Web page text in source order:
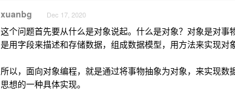
xuanbg Dec 17, 2020
这个问题首先要从什么是对象说起。什么是对象？对象是对
是用字段来描述和存储数据，组成数据模型，用方法来实现对
所以，面向对象编程，就是通过将事物抽象为对象，来实现
思想的一种具体实现。